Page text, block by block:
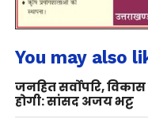
You may also
जनहित सर्वोपरि, विकास
होगी: सांसद अजय भट्ट